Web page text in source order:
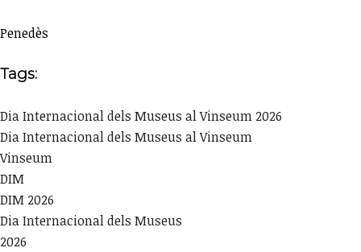
Penedès
Tags:
Dia Internacional dels Museus al Vinseum 2026
Dia Internacional dels Museus al Vinseum
Vinseum
DIM
DIM 2026
Dia Internacional dels Museus
2026